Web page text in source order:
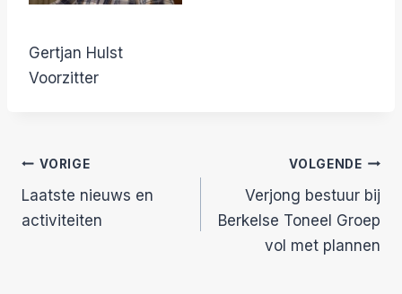
Gertjan Hulst
Voorzitter
Bericht
navigatie
VORIGE
Laatste nieuws en
activiteiten
VOLGENDE
Verjong bestuur bij
Berkelse Toneel Groep
vol met plannen